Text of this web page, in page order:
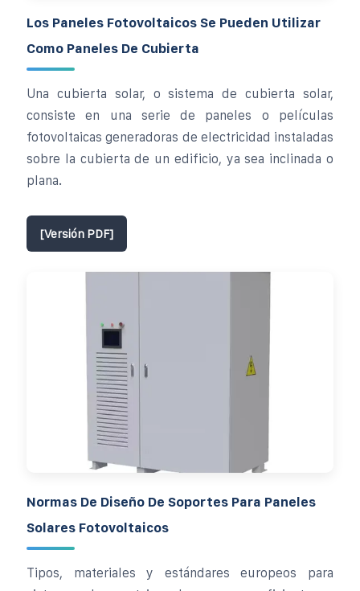
Los Paneles Fotovoltaicos Se Pueden Utilizar
Como Paneles De Cubierta
Una cubierta solar, o sistema de cubierta solar,
consiste en una serie de paneles o películas
fotovoltaicas generadoras de electricidad instaladas
sobre la cubierta de un edificio, ya sea inclinada o
plana.
[Versión PDF]
Normas De Diseño De Soportes Para Paneles
Solares Fotovoltaicos
Tipos, materiales y estándares europeos para